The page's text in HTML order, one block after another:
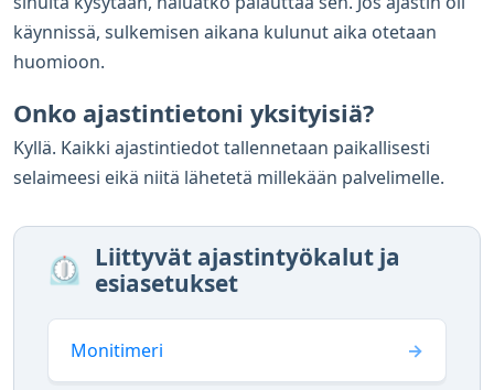
käynnissä, sulkemisen aikana kulunut aika otetaan
huomioon.
Onko ajastintietoni yksityisiä?
Kyllä. Kaikki ajastintiedot tallennetaan paikallisesti
selaimeesi eikä niitä lähetetä millekään palvelimelle.
⏲️ Liittyvät ajastintyökalut ja
esiasetukset
Monitimeri